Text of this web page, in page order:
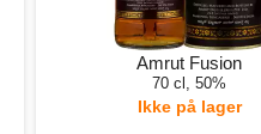
Amrut Fusion
70 cl, 50%
Ikke på lager